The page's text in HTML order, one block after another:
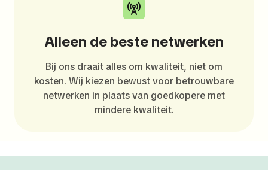
Alleen de beste netwerken
Bij ons draait alles om kwaliteit, niet om
kosten. Wij kiezen bewust voor betrouwbare
netwerken in plaats van goedkopere met
mindere kwaliteit.